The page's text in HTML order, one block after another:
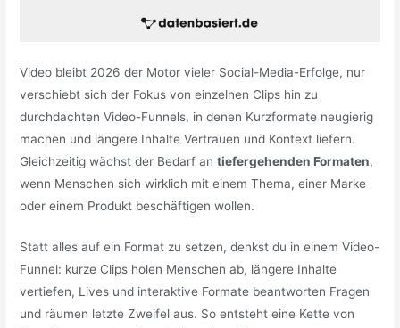
Video bleibt 2026 der Motor vieler Social-Media-Erfolge, nur
verschiebt sich der Fokus von einzelnen Clips hin zu
durchdachten Video-Funnels, in denen Kurzformate neugierig
machen und längere Inhalte Vertrauen und Kontext liefern.
Gleichzeitig wächst der Bedarf antiefergehenden Formaten,
wenn Menschen sich wirklich mit einem Thema, einer Marke
oder einem Produkt beschäftigen wollen.
Statt alles auf ein Format zu setzen, denkst du in einem Video-
Funnel: kurze Clips holen Menschen ab, längere Inhalte
vertiefen, Lives und interaktive Formate beantworten Fragen
und räumen letzte Zweifel aus. So entsteht eine Kette von